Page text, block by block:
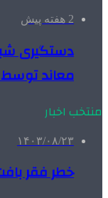
2 هفته پیش
دستگیری
معاند
منتخب اخبار
۱۴۰۳/۰۸/۲۳
خطر فقر